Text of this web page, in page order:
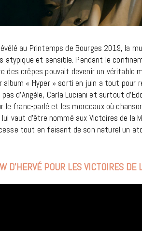
au Printemps de Bourges 2019, la
atypique et sensible. Pendant le
des crêpes pouvait devenir un véritable
« Hyper » sorti en juin a tout pour
d’Angèle, Carla Luciani et surtout
le franc-parlé et les morceaux où
vaut d’être nommé aux Victoires de la
tout en faisant de son naturel un
D’HERVÉ POUR LES VICTOIRES DE